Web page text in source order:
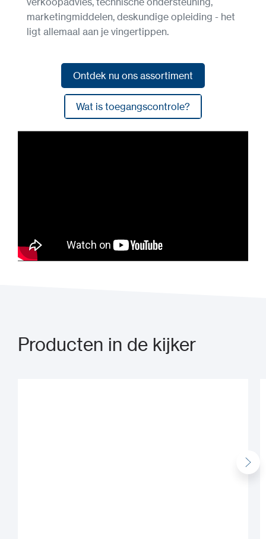
marketingmiddelen, deskundige opleiding - het
ligt allemaal aan je vingertippen.
Ontdek nu ons assortiment
Ontdek nu ons assortiment
Wat is toegangscontrole?
Wat is toegangscontrole?
Producten in de kijker